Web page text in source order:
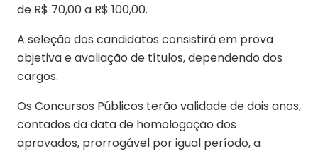
de R$ 70,00 a R$ 100,00.
A seleção dos candidatos consistirá em prova
objetiva e avaliação de títulos, dependendo dos
cargos.
Os Concursos Públicos terão validade de dois anos,
contados da data de homologação dos
aprovados, prorrogável por igual período, a